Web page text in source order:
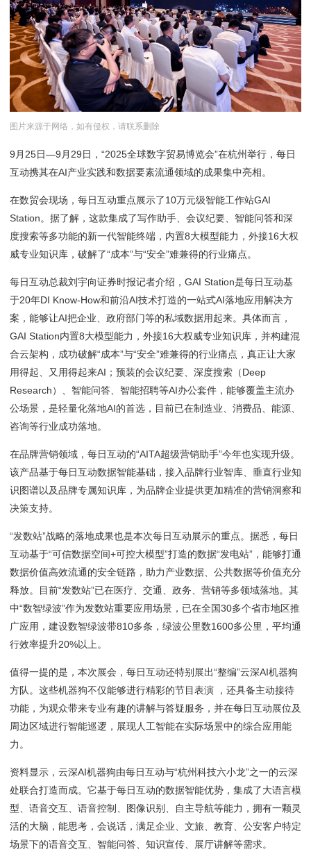
图片来源于网络，如有侵权，请联系删除
9月25日―9月29日，“2025全球数字贸易博览会”在杭州举行，每日
互动携其在AI产业实践和数据要素流通领域的成果集中亮相。
在数贸会现场，每日互动重点展示了10万元级智能工作站GAI
Station。据了解，这款集成了写作助手、会议纪要、智能问答和深
度搜索等多功能的新一代智能终端，内置8大模型能力，外接16大权
威专业知识库，破解了“成本”与“安全”难兼得的行业痛点。
每日互动总裁刘宇向证券时报记者介绍，GAI Station是每日互动基
于20年DI Know-How和前沿AI技术打造的一站式AI落地应用解决方
案，能够让AI把企业、政府部门等的私域数据用起来。具体而言，
GAI Station内置8大模型能力，外接16大权威专业知识库，并构建混
合云架构，成功破解“成本”与“安全”难兼得的行业痛点，真正让大家
用得起、又用得起来AI；预装的会议纪要、深度搜索（Deep
Research）、智能问答、智能招聘等AI办公套件，能够覆盖主流办
公场景，是轻量化落地AI的首选，目前已在制造业、消费品、能源、
咨询等行业成功落地。
在品牌营销领域，每日互动的“AITA超级营销助手”今年也实现升级。
该产品基于每日互动数据智能基础，接入品牌行业智库、垂直行业知
识图谱以及品牌专属知识库，为品牌企业提供更加精准的营销洞察和
决策支持。
“发数站”战略的落地成果也是本次每日互动展示的重点。据悉，每日
互动基于“可信数据空间+可控大模型”打造的数据“发电站”，能够打通
数据价值高效流通的安全链路，助力产业数据、公共数据等价值充分
释放。目前“发数站”已在医疗、交通、政务、营销等多领域落地。其
中“数智绿波”作为发数站重要应用场景，已在全国30多个省市地区推
广应用，建设数智绿波带810多条，绿波公里数1600多公里，平均通
行效率提升20%以上。
值得一提的是，本次展会，每日互动还特别展出“整编”云深AI机器狗
方队。这些机器狗不仅能够进行精彩的节目表演 ，还具备主动接待
功能，为观众带来专业有趣的讲解与答疑服务，并在每日互动展位及
周边区域进行智能巡逻，展现人工智能在实际场景中的综合应用能
力。
资料显示，云深AI机器狗由每日互动与“杭州科技六小龙”之一的云深
处联合打造而成。它基于每日互动的数据智能优势，集成了大语言模
型、语音交互、语音控制、图像识别、自主导航等能力，拥有一颗灵
活的大脑，能思考，会说话，满足企业、文旅、教育、公安客户特定
场景下的语音交互、智能问答、知识宣传、展厅讲解等需求。